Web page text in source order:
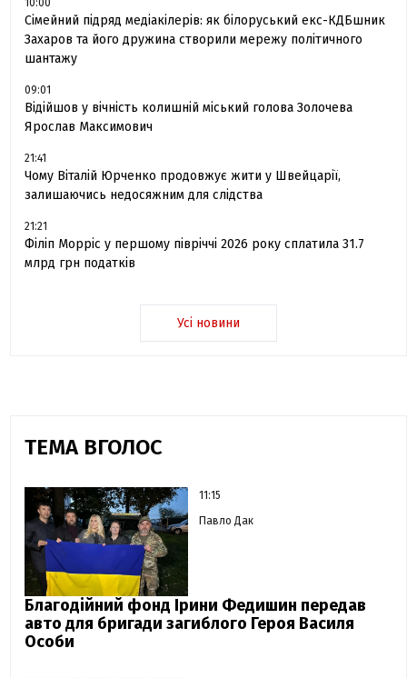
Сімейний підряд медіакілерів: як білоруський екс-КДБшник
Захаров та його дружина створили мережу політичного
шантажу
09:01
Відійшов у вічність колишній міський голова Золочева
Ярослав Максимович
21:41
Чому Віталій Юрченко продовжує жити у Швейцарії,
залишаючись недосяжним для слідства
21:21
Філіп Морріс у першому півріччі 2026 року сплатила 31.7
млрд грн податків
Усі новини
ТЕМА ВГОЛОС
11:15
Павло Дак
Благодійний фонд Ірини Федишин передав
авто для бригади загиблого Героя Василя
Особи